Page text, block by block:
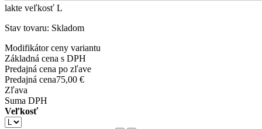
lakte veľkosť L
Stav tovaru: Skladom
Modifikátor ceny variantu
Základná cena s DPH
Predajná cena po zľave
Predajná cena75,00 €
Zľava
Suma DPH
Veľkosť